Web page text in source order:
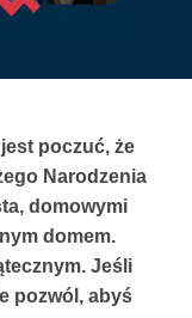
poczuć, że
Narodzenia
domowymi
domem.
Jeśli
pozwól, abyś